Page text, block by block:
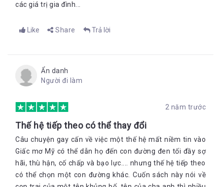
tương lai sẽ khó khăn đến nhường nào.”
tính toán hạnh phúc cho riêng bản thân mình. Bà muốn cho
tương lai sáng lạn hơn. Thế nhưng, có lẽ chính bản thân bà
cũng không ngờ được rằng, quyết định vội vàng ấy lại mang
đến cho những đứa con thêm một bi kịch mới. Chính người
những trò tra tấn cổ quái của hắn càng làm cho tuổi thơ của
Hình ảnh người cha
tuyệt đẹp của tác giả. Và trước khi gây ra những tội ác không
thể tha thứ, chính ông cũng chỉ là một người cha yêu thương
gia đình như biết bao người cha khác:
“Một người đàn ông sùng đạo. Một người đàn ông phóng
khoáng và giàu lòng yêu thương. Một người đàn ông quý
mến chị (con riêng của vợ) ngay từ cái nhìn đầu tiên,
các giá trị gia đình...
Like Share Trả lời
Ẩn danh
Người đi làm
2 năm trước
Thế hệ tiếp theo có thể thay đổi
Câu chuyện gay cấn về việc một thế hệ mất niềm tin vào
Giấc mơ Mỹ có thể dẫn họ đến con đường đen tối đầy sợ
hãi, thù hận, cố chấp và bạo lực.... nhưng thế hệ tiếp theo
có thể chọn một con đường khác. Cuốn sách này nói về